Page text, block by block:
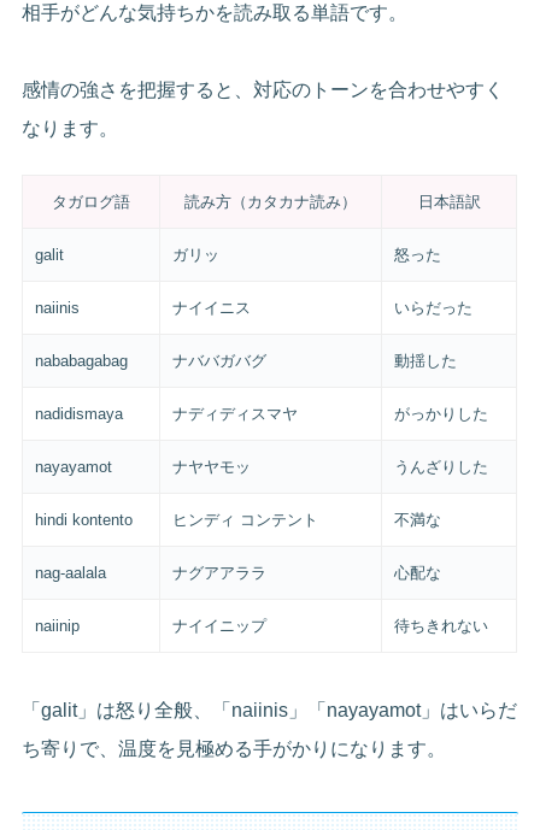
相手がどんな気持ちかを読み取る単語です。
感情の強さを把握すると、対応のトーンを合わせやすく
なります。
タガログ語 読み方（カタカナ読み） 日本語訳
galit ガリッ 怒った
naiinis ナイイニス いらだった
nababagabag ナババガバグ 動揺した
nadidismaya ナディディスマヤ がっかりした
nayayamot ナヤヤモッ うんざりした
hindi kontento ヒンディ コンテント 不満な
nag-aalala ナグアアララ 心配な
naiinip ナイイニップ 待ちきれない
「galit」は怒り全般、「naiinis」「nayayamot」はいらだ
ち寄りで、温度を見極める手がかりになります。